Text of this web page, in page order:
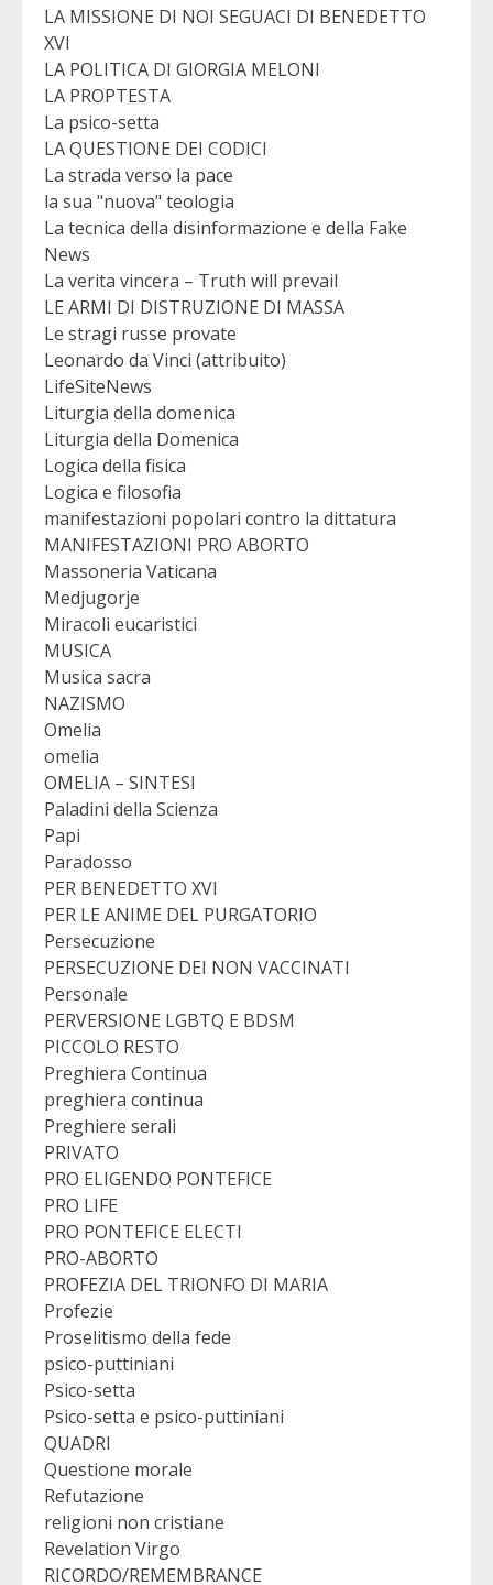
LA MISSIONE DI NOI SEGUACI DI BENEDETTO
XVI
LA POLITICA DI GIORGIA MELONI
LA PROPTESTA
La psico-setta
LA QUESTIONE DEI CODICI
La strada verso la pace
la sua "nuova" teologia
La tecnica della disinformazione e della Fake
News
La verita vincera – Truth will prevail
LE ARMI DI DISTRUZIONE DI MASSA
Le stragi russe provate
Leonardo da Vinci (attribuito)
LifeSiteNews
Liturgia della domenica
Liturgia della Domenica
Logica della fisica
Logica e filosofia
manifestazioni popolari contro la dittatura
MANIFESTAZIONI PRO ABORTO
Massoneria Vaticana
Medjugorje
Miracoli eucaristici
MUSICA
Musica sacra
NAZISMO
Omelia
omelia
OMELIA – SINTESI
Paladini della Scienza
Papi
Paradosso
PER BENEDETTO XVI
PER LE ANIME DEL PURGATORIO
Persecuzione
PERSECUZIONE DEI NON VACCINATI
Personale
PERVERSIONE LGBTQ E BDSM
PICCOLO RESTO
Preghiera Continua
preghiera continua
Preghiere serali
PRIVATO
PRO ELIGENDO PONTEFICE
PRO LIFE
PRO PONTEFICE ELECTI
PRO-ABORTO
PROFEZIA DEL TRIONFO DI MARIA
Profezie
Proselitismo della fede
psico-puttiniani
Psico-setta
Psico-setta e psico-puttiniani
QUADRI
Questione morale
Refutazione
religioni non cristiane
Revelation Virgo
RICORDO/REMEMBRANCE